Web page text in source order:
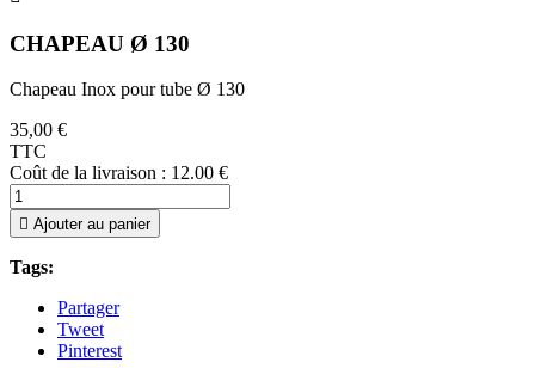
CHAPEAU Ø 130
Chapeau Inox pour tube Ø 130
35,00 €
TTC
Coût de la livraison : 12.00 €
 Ajouter au panier
Tags:
Partager
Tweet
Pinterest